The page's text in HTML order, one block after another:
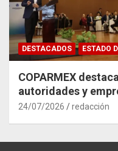
DESTACADOS ESTADO
COPARMEX
autoridades y
impacto del Tren
24/07/2026 redacción